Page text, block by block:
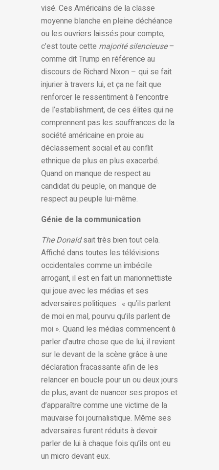
visé. Ces Américains de la classe
moyenne blanche en pleine déchéance
ou les ouvriers laissés pour compte,
c’est toute cette majorité silencieuse–
comme dit Trump en référence au
discours de Richard Nixon – qui se fait
injurier à travers lui, et ça ne fait que
renforcer le ressentiment à l’encontre
de l’establishment, de ces élites qui ne
comprennent pas les souffrances de la
société américaine en proie au
déclassement social et au conflit
ethnique de plus en plus exacerbé.
Quand on manque de respect au
candidat du peuple, on manque de
respect au peuple lui-même.
Génie de la communication
The Donaldsait très bien tout cela.
Affiché dans toutes les télévisions
occidentales comme un imbécile
arrogant, il est en fait un marionnettiste
qui joue avec les médias et ses
adversaires politiques : « qu’ils parlent
de moi en mal, pourvu qu’ils parlent de
moi ». Quand les médias commencent à
parler d’autre chose que de lui, il revient
sur le devant de la scène grâce à une
déclaration fracassante afin de les
relancer en boucle pour un ou deux jours
de plus, avant de nuancer ses propos et
d’apparaître comme une victime de la
mauvaise foi journalistique. Même ses
adversaires furent réduits à devoir
parler de lui à chaque fois qu’ils ont eu
un micro devant eux.